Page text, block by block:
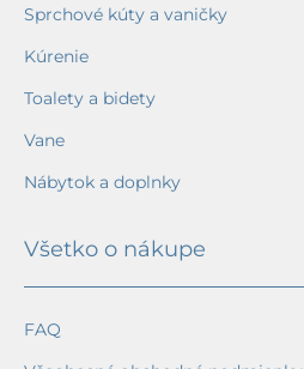
Sprchové kúty a vaničky
Kúrenie
Toalety a bidety
Vane
Nábytok a doplnky
Všetko o nákupe
FAQ